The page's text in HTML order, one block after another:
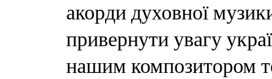
акорди духовної
привернути увагу
нашим композитором